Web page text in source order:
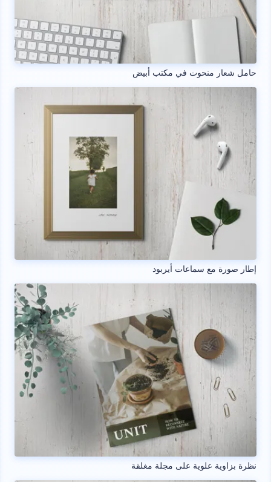
حامل شعار منحوت في مكتب أبيض
إطار صورة مع سماعات أيربود
نظرة بزاوية علوية على مجلة مغلقة